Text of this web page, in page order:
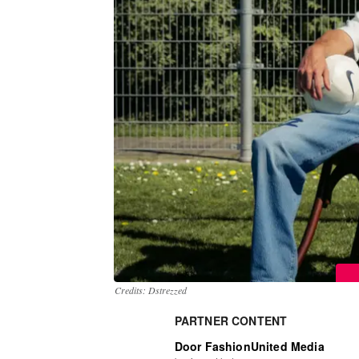
Credits: Dstrezzed
PARTNER CONTENT
Door FashionUnited Media